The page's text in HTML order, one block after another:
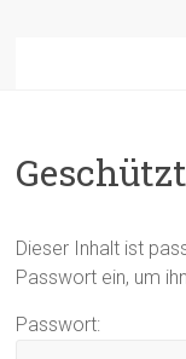
Dieser Inhalt ist
Passwort ein, um
Passwort: